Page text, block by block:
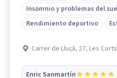
Insomnio y problemas del
Rendimiento deportivo
Carrer de Lluçà, 27, Les
Enric Sanmartín